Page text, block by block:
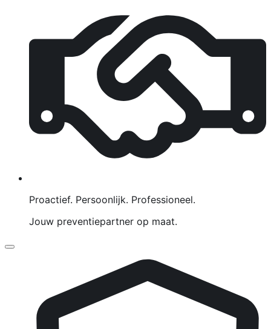
Proactief. Persoonlijk. Professioneel.
Jouw preventiepartner op maat.